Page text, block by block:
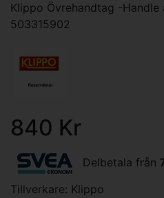
Klippo Övrehandtag -Handle
503315902
840 Kr
Delbetala från
Tillverkare: Klippo